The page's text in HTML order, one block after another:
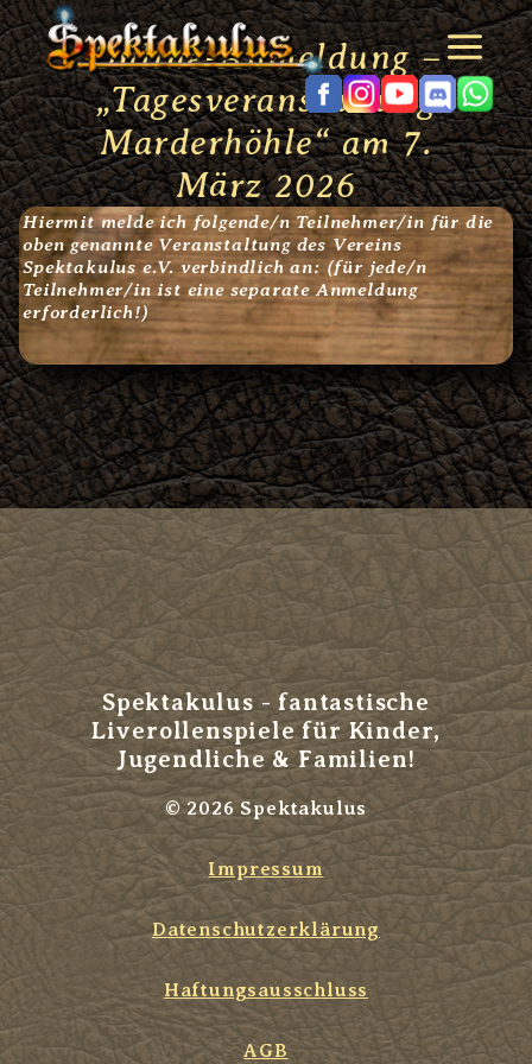
Zum
Inhalt
springen Online-Anmeldung –
„Tagesveranstaltung
Marderhöhle“ am 7.
März 2026
Hiermit melde ich folgende/n Teilnehmer/in für die
oben genannte Veranstaltung des Vereins
Spektakulus e.V. verbindlich an: (für jede/n
Teilnehmer/in ist eine separate Anmeldung
erforderlich!)
Spektakulus - fantastische
Liverollenspiele für Kinder,
Jugendliche & Familien!
© 2026 Spektakulus
Impressum
Datenschutzerklärung
Haftungsausschluss
AGB